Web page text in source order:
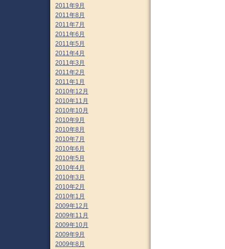
2011年9月
2011年8月
2011年7月
2011年6月
2011年5月
2011年4月
2011年3月
2011年2月
2011年1月
2010年12月
2010年11月
2010年10月
2010年9月
2010年8月
2010年7月
2010年6月
2010年5月
2010年4月
2010年3月
2010年2月
2010年1月
2009年12月
2009年11月
2009年10月
2009年9月
2009年8月